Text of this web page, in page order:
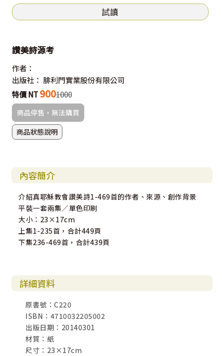
試讀
讚美詩源考
作者：
出版社： 腓利門實業股份有限公司
特價 NT 9001000
商品停售，無法購買
商品狀態說明
內容簡介
介紹真耶穌教會讚美詩1-469首的作者、來源、創作背景
平裝一套兩集／單色印刷
大小：23×17cm
上集1-235首，合計449頁
下集236-469首，合計439頁
詳細資料
原書號：C220
ISBN：4710032205002
出版日期：20140301
材質：紙
尺寸：23×17cm